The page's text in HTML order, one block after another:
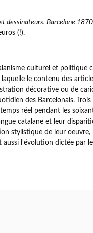
dessinateurs. Barcelone
(!).
culturel et politique
le contenu des
décorative ou de
des Barcelonais.
réel pendant les
catalane et leur
stylistique de leur
l'évolution dictée par